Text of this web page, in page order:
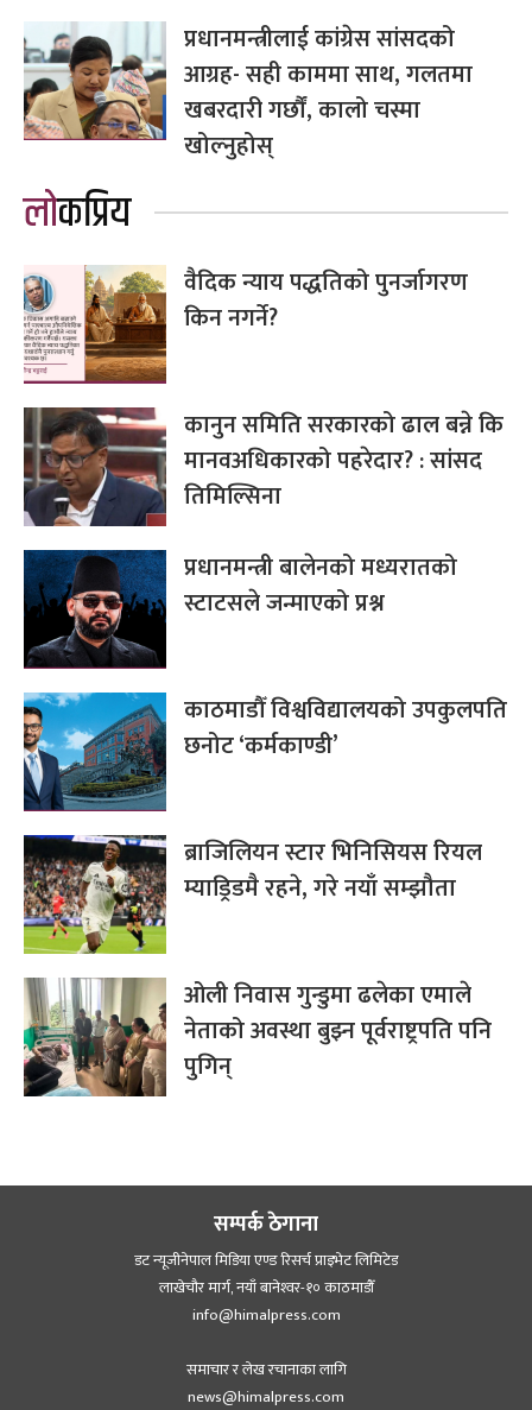
प्रधानमन्त्रीलाई कांग्रेस सांसदको
आग्रह- सही काममा साथ, गलतमा
खबरदारी गर्छौं, कालो चस्मा
खोल्नुहोस्
लोकप्रिय
वैदिक न्याय पद्धतिको पुनर्जागरण
किन नगर्ने?
कानुन समिति सरकारको ढाल बन्ने कि
मानवअधिकारको पहरेदार? : सांसद
तिमिल्सिना
प्रधानमन्त्री बालेनको मध्यरातको
स्टाटसले जन्माएको प्रश्न
काठमाडौँ विश्वविद्यालयको उपकुलपति
छनोट ‘कर्मकाण्डी’
ब्राजिलियन स्टार भिनिसियस रियल
म्याड्रिडमै रहने, गरे नयाँ सम्झौता
ओली निवास गुन्डुमा ढलेका एमाले
नेताको अवस्था बुझ्न पूर्वराष्ट्रपति पनि
पुगिन्
सम्पर्क ठेगाना
डट न्यूजीनेपाल मिडिया एण्ड रिसर्च प्राइभेट लिमिटेड
लाखेचौर मार्ग, नयाँ बानेश्‍वर-१० काठमाडौँ
info@himalpress.com
समाचार र लेख रचानाका लागि
news@himalpress.com